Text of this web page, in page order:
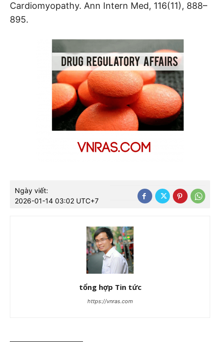
Cardiomyopathy. Ann Intern Med, 116(11), 888–
895.
Ngày viết:
2026-01-14 03:02 UTC+7
tổng hợp Tin tức
https://vnras.com